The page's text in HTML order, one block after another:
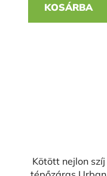
KOSÁRBA
Kötött nejlon szíj